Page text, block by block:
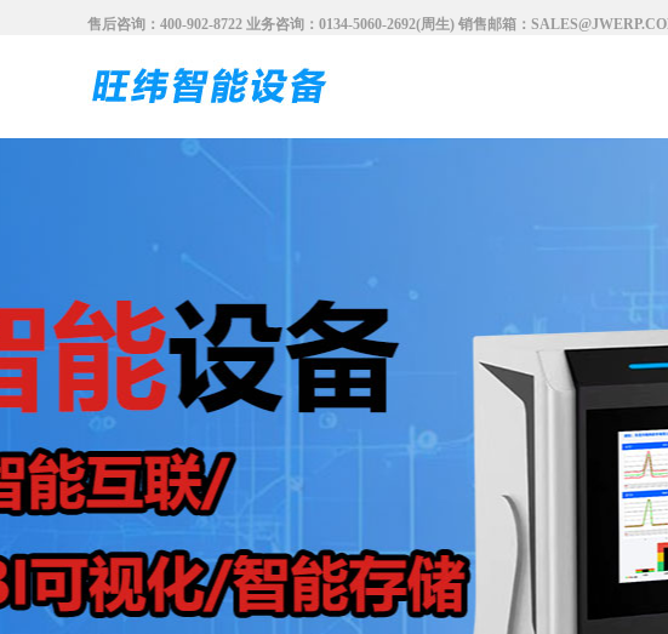
售后咨询：400-902-8722 业务咨询：0134-5060-2692(周生) 销售邮箱：